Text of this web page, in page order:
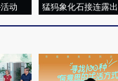
动
猛犸象化石接连露出